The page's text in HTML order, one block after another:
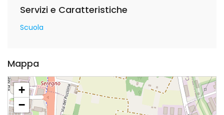
Servizi e Caratteristiche
Scuola
Mappa
+
−